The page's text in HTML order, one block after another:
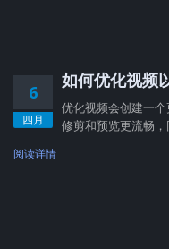
6
四月
如何优化视频
优化视频会创建一个
修剪和预览更流畅
阅读详情